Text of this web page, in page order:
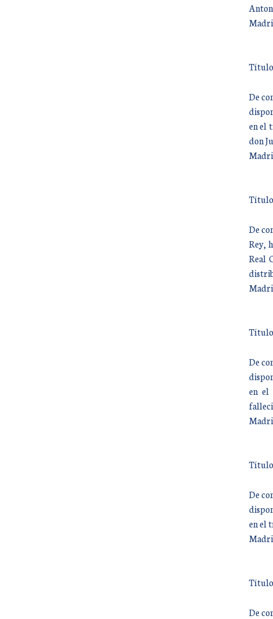
Título
De
en el
don
Título
De
Rey,
Real
Título
De
en el
Título
De
en el
Título
De